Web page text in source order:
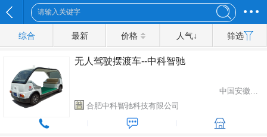
综合 最新 价格 人气↓ 筛选
无人驾驶摆渡车--中科智驰
中国安徽省合肥市
合肥中科智驰科技有限公司